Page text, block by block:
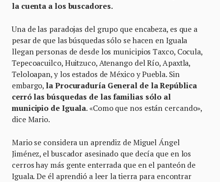
la cuenta a los buscadores.
Una de las paradojas del grupo que encabeza, es que a
pesar de que las búsquedas sólo se hacen en Iguala
llegan personas de desde los municipios Taxco, Cocula,
Tepecoacuilco, Huitzuco, Atenango del Río, Apaxtla,
Teloloapan, y los estados de México y Puebla. Sin
embargo, la Procuraduría General de la República
cerró las búsquedas de las familias sólo al
municipio de Iguala. «Como que nos están cercando»,
dice Mario.
Mario se considera un aprendiz de Miguel Ángel
Jiménez, el buscador asesinado que decía que en los
cerros hay más gente enterrada que en el panteón de
Iguala. De él aprendió a leer la tierra para encontrar